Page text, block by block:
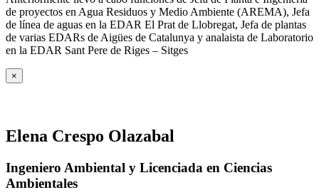
de proyectos en Agua Residuos y Medio Ambiente (AREMA), Jefa
de línea de aguas en la EDAR El Prat de Llobregat, Jefa de plantas
de varias EDARs de Aigües de Catalunya y analaista de Laboratorio
en la EDAR Sant Pere de Riges – Sitges
×
Elena Crespo Olazabal
Ingeniero Ambiental y Licenciada en Ciencias
Ambientales